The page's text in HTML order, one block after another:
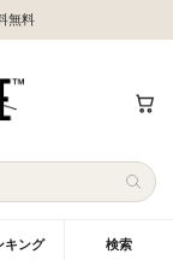
無料
キング 検索